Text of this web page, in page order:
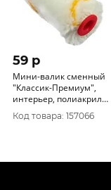
59 p
Мини-валик сменный
"Классик-Премиум",
интерьер, полиакрил
12/50/15мм, D6мм,
мультикол.
Код товара: 157066